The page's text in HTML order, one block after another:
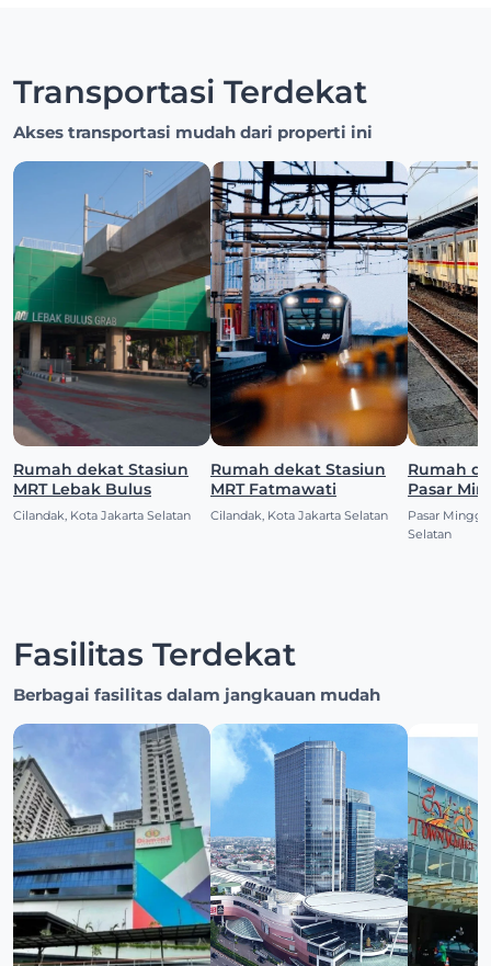
Transportasi Terdekat
Akses transportasi mudah dari properti ini
Rumah dekat Stasiun
MRT Lebak Bulus
Cilandak, Kota Jakarta Selatan
Rumah dekat Stasiun
MRT Fatmawati
Cilandak, Kota Jakarta Selatan
Rumah dekat
Pasar
Pasar
Selatan
Fasilitas Terdekat
Berbagai fasilitas dalam jangkauan mudah